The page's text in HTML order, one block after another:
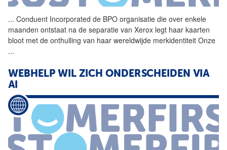
... Conduent Incorporated de BPO organisatie die over enkele
maanden ontstaat na de separatie van Xerox legt haar kaarten
bloot met de onthulling van haar wereldwijde merkidentiteit Onze
...
WEBHELP WIL ZICH ONDERSCHEIDEN VIA
AI